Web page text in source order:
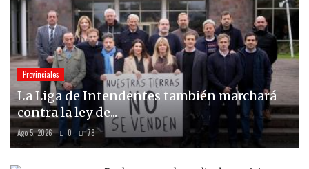
Provinciales
La Liga de Intendentes también marchará
contra la ley de...
Ago 5, 2026 0 78